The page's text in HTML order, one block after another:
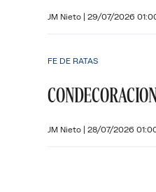
JM Nieto | 29/07/2026
FE DE RATAS
JM Nieto | 28/07/2026